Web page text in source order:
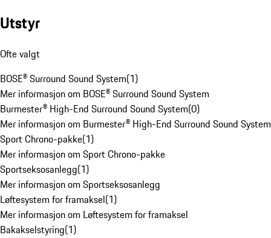
Utstyr
Ofte valgt
BOSE® Surround Sound System(1)
Mer informasjon om BOSE® Surround Sound System
Burmester® High-End Surround Sound System(0)
Mer informasjon om Burmester® High-End Surround Sound System
Sport Chrono-pakke(1)
Mer informasjon om Sport Chrono-pakke
Sportseksosanlegg(1)
Mer informasjon om Sportseksosanlegg
Løftesystem for framaksel(1)
Mer informasjon om Løftesystem for framaksel
Bakakselstyring(1)